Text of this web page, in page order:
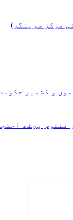
مرکز سرینگر)
منترس پؠٹھ